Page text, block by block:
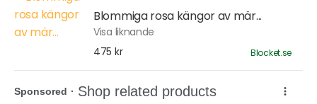
Blommiga rosa kängor av mär...
Visa liknande
475 kr
Blocket.se